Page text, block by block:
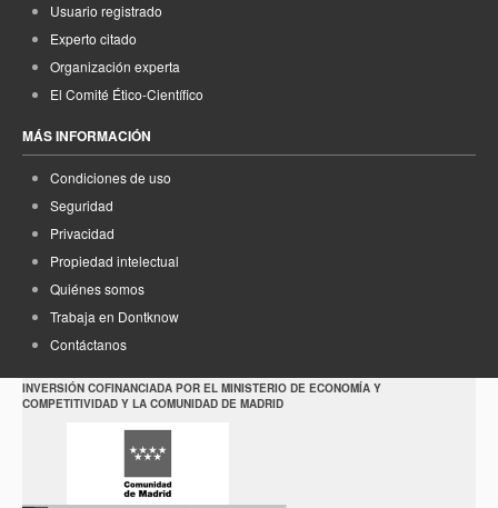
Usuario registrado
Experto citado
Organización experta
El Comité Ético-Científico
MÁS INFORMACIÓN
Condiciones de uso
Seguridad
Privacidad
Propiedad intelectual
Quiénes somos
Trabaja en Dontknow
Contáctanos
INVERSIÓN COFINANCIADA POR EL MINISTERIO DE ECONOMÍA Y
COMPETITIVIDAD Y LA COMUNIDAD DE MADRID